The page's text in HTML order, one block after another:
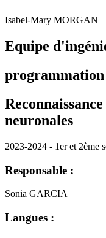
Isabel-Mary MORGAN
Equipe
programmation
neuronales
2023-2024 - 1er et 2ème
Responsable :
Sonia GARCIA
Langues :